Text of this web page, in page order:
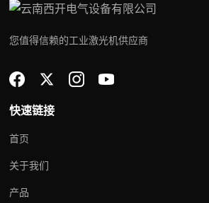
您值得信赖的工业激光机供应商
快速链接
首页
关于我们
产品